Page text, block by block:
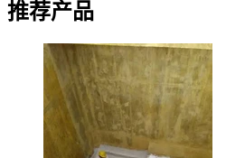
推荐产品